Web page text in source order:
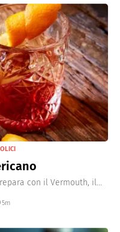
con il Vermouth, il...
5m